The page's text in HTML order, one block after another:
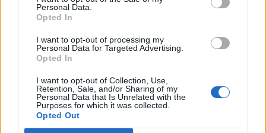
Personal Data.
Opted In
I want to opt-out of processing my
Personal Data for Targeted Advertising.
Opted In
I want to opt-out of Collection, Use,
Retention, Sale, and/or Sharing of my
Personal Data that Is Unrelated with the
Purposes for which it was collected.
Opted Out
Ονομάστε και αποδεχτείτε
Μόλις παρατηρήσετε ένα
συναίσθημα
σιωπηλά («Νιώθω άγχος») και
υπενθυμίστε στον εαυτό σας ότι
είναι εντάξει να νιώθετε έτσι.